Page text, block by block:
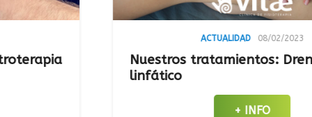
08/02/2023
Nuestros tratamientos: Drenaje